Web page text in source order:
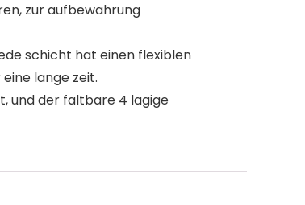
zur aufbewahrung
schicht hat einen flexiblen
lange zeit.
und der faltbare 4 lagige